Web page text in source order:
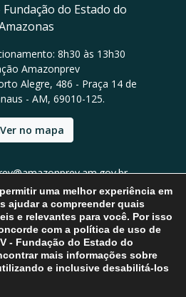
do Estado do
8h30 às 13h30
Amazonprev
Alegre, 486 - Praça 14 de
- AM, 69010-125.
Ver no mapa
/ Ouvidoria: 3627-3424
uma melhor experiência em
ajudar a compreender quais
e relevantes para você. Por isso
com a política de uso de
- Fundação do Estado do
mais informações sobre
e inclusive desabilitá-los